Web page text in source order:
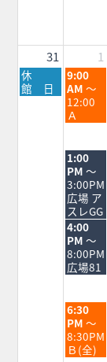
31 1
月
曜
日,
休
館 日
火
曜
日,
9
月
2026
9:00
AM ～
12:00
Ａ
火
曜
日,
9
月
1st
2026
1:00
PM ～
3:00PM
広場 ア
スレGG
火
曜
日,
9
月
2026
4:00
PM ～
8:00PM
広場81
火
曜
日,
9
6:30
PM ～
8:30PM
Ｂ(全)